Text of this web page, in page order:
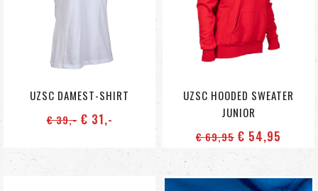
UZSC DAMEST-SHIRT
€ 39,-€ 31,-
UZSC HOODED SWEATER
JUNIOR
€ 69,95 € 54,95